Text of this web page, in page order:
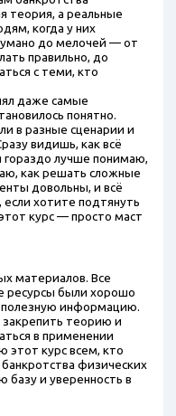
теория, а реальные
когда у них
до мелочей — от
правильно, до
с теми, кто
даже самые
понятно.
в разные сценарии и
видишь, как всё
гораздо лучше понимаю,
как решать сложные
довольны, и всё
если хотите подтянуть
курс — просто маст
материалов. Все
ресурсы были хорошо
информацию.
закрепить теорию и
в применении
этот курс всем, кто
физических
базу и уверенность в